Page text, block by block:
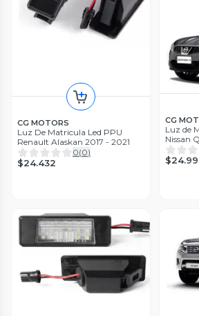
CG MOTORS
Luz De Matricula Led PPU
Renault Alaskan 2017 - 2021
0(0)
$24.432
CG
Luz de
Nissan